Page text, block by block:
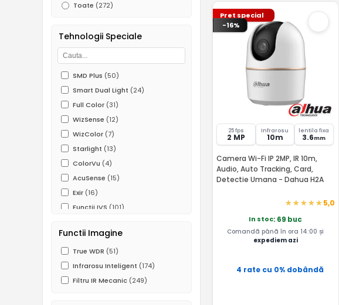
Toate (272)
Tehnologii Speciale
SMD Plus (50)
Smart Dual Light (24)
Full Color (31)
WizSense (12)
WizColor (7)
Starlight (13)
ColorVu (4)
AcuSense (15)
Exir (16)
Functii IVS (101)
Functii Imagine
True WDR (51)
Infrarosu Inteligent (174)
Filtru IR Mecanic (249)
Pret special
-16%
25 fps
2 MP
Infrarosu
10m
lentila fixa
3.6mm
Camera Wi-Fi IP 2MP, IR 10m,
Audio, Auto Tracking, Card,
Detectie Umana - Dahua H2A
5,0
In stoc: 69 buc
Comandă până în ora 14:00 și
expediem azi
4 rate cu 0% dobândă